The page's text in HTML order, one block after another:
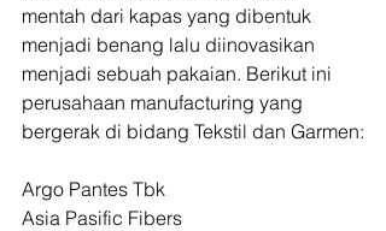
mentah dari kapas yang dibentuk
menjadi benang lalu diinovasikan
menjadi sebuah pakaian. Berikut ini
perusahaan manufacturing yang
bergerak di bidang Tekstil dan Garmen:
Argo Pantes Tbk
Asia Pasific Fibers